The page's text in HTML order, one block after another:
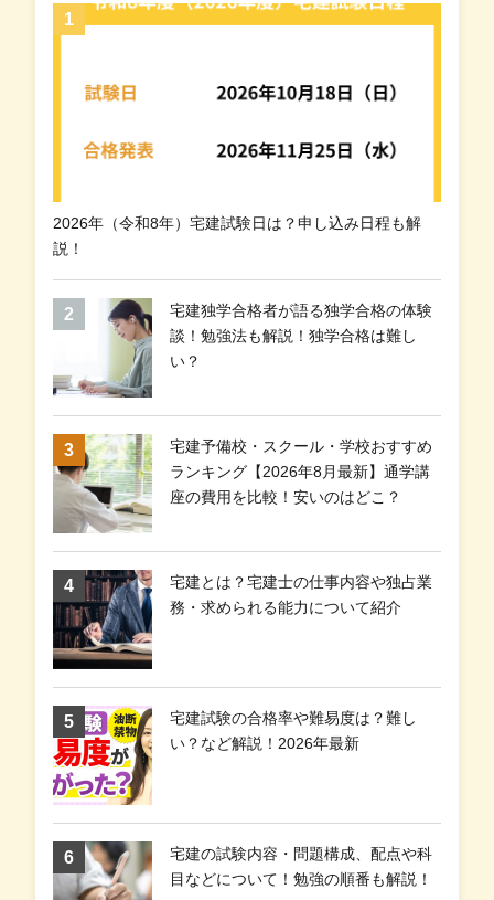
2026年（令和8年）宅建試験日は？申し込み日程も解
説！
宅建独学合格者が語る独学合格の体験
談！勉強法も解説！独学合格は難し
い？
宅建予備校・スクール・学校おすすめ
ランキング【2026年8月最新】通学講
座の費用を比較！安いのはどこ？
宅建とは？宅建士の仕事内容や独占業
務・求められる能力について紹介
宅建試験の合格率や難易度は？難し
い？など解説！2026年最新
宅建の試験内容・問題構成、配点や科
目などについて！勉強の順番も解説！